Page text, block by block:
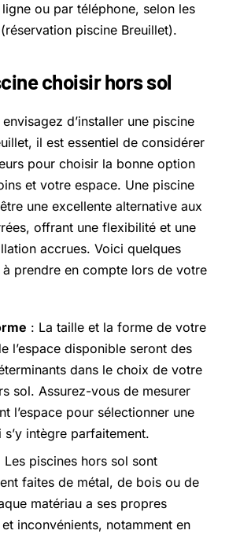
ou par téléphone, selon les
piscine Breuillet).
choisir hors sol
d’installer une piscine
il est essentiel de considérer
pour choisir la bonne option
et votre espace. Une piscine
une excellente alternative aux
offrant une flexibilité et une
accrues. Voici quelques
à prendre en compte lors de votre
: La taille et la forme de votre
l’espace disponible seront des
dans le choix de votre
sol. Assurez-vous de mesurer
l’espace pour sélectionner une
s’y intègre parfaitement.
Les piscines hors sol sont
faites de métal, de bois ou de
matériau a ses propres
inconvénients, notamment en